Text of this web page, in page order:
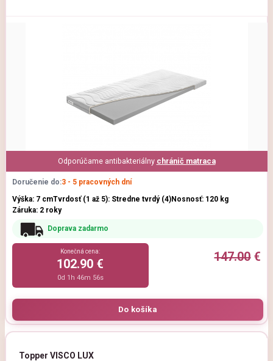
Odporúčame antibakteriálny chránič matraca
Doručenie do:3 - 5 pracovných dní
Výška: 7 cmTvrdosť (1 až 5): Stredne tvrdý (4)Nosnosť: 120 kg
Záruka: 2 roky
Doprava zadarmo
147.00€
Konečná cena:
102.90 €
0d 1h 46m 54s
Topper VISCO LUX